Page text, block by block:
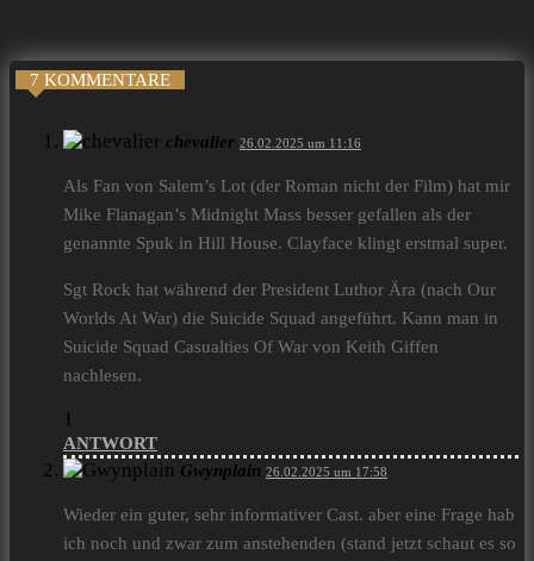
7 KOMMENTARE
chevalier 26.02.2025 um 11:16
Als Fan von Salem’s Lot (der Roman nicht der Film) hat mir
Mike Flanagan’s Midnight Mass besser gefallen als der
genannte Spuk in Hill House. Clayface klingt erstmal super.
Sgt Rock hat während der President Luthor Ära (nach Our
Worlds At War) die Suicide Squad angeführt. Kann man in
Suicide Squad Casualties Of War von Keith Giffen
nachlesen.
1
ANTWORT
Gwynplain 26.02.2025 um 17:58
Wieder ein guter, sehr informativer Cast. aber eine Frage hab
ich noch und zwar zum anstehenden (stand jetzt schaut es so